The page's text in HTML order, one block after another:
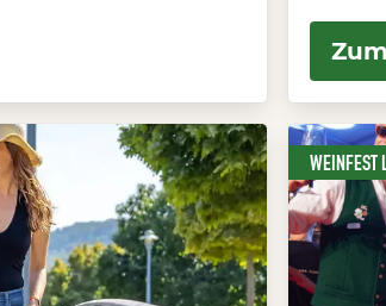
WEINFEST